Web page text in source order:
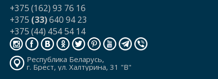
+375 (162) 93 76 16
+375 (33)640 94 23
+375 (44) 454 54 14
Республика Беларусь,
г. Брест, ул. Халтурина, 31 "В"